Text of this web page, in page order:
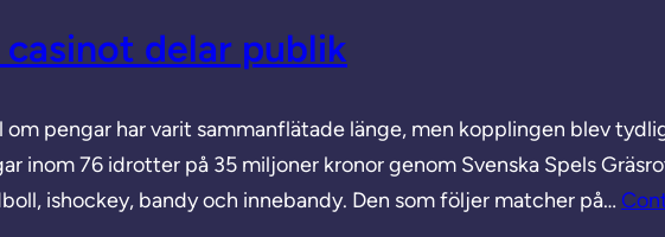
delar publik
om pengar har varit sammanflätade länge, men kopplingen blev
inom 76 idrotter på 35 miljoner kronor genom Svenska Spels
ishockey, bandy och innebandy. Den som följer matcher på…